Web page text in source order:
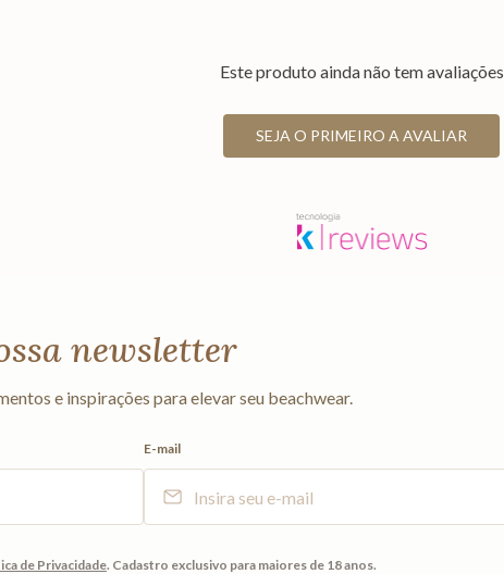
Este produto ainda não tem avaliações
SEJA O PRIMEIRO A AVALIAR
newsletter
e inspirações para elevar seu beachwear.
E-mail
de Privacidade. Cadastro exclusivo para maiores de 18 anos.